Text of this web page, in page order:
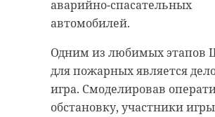
аварийно-спасательных
автомобилей.
Одним из любимых
для пожарных является
игра. Смоделировав
обстановку, участники игры